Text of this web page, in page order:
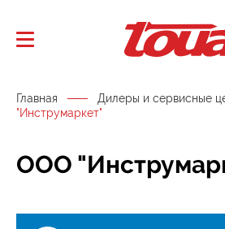
Главная Дилеры и сервисные
"Инструмаркет"
ООО